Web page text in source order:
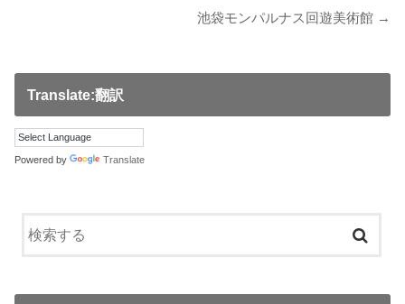
池袋モンパルナス回遊美術館 →
Translate:翻訳
Powered by Translate